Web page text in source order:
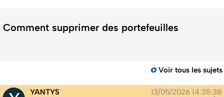
Comment supprimer des portefeuilles
Voir tous les sujets
YANTYS
13/05/2026 14:35:38